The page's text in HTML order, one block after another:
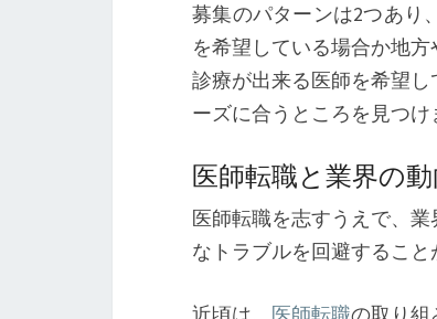
募集のパターンは2つあり
を希望している場合か地
診療が出来る医師を希望
ーズに合うところを見つけ
医師転職と業界の
医師転職を志すうえで、
なトラブルを回避すること